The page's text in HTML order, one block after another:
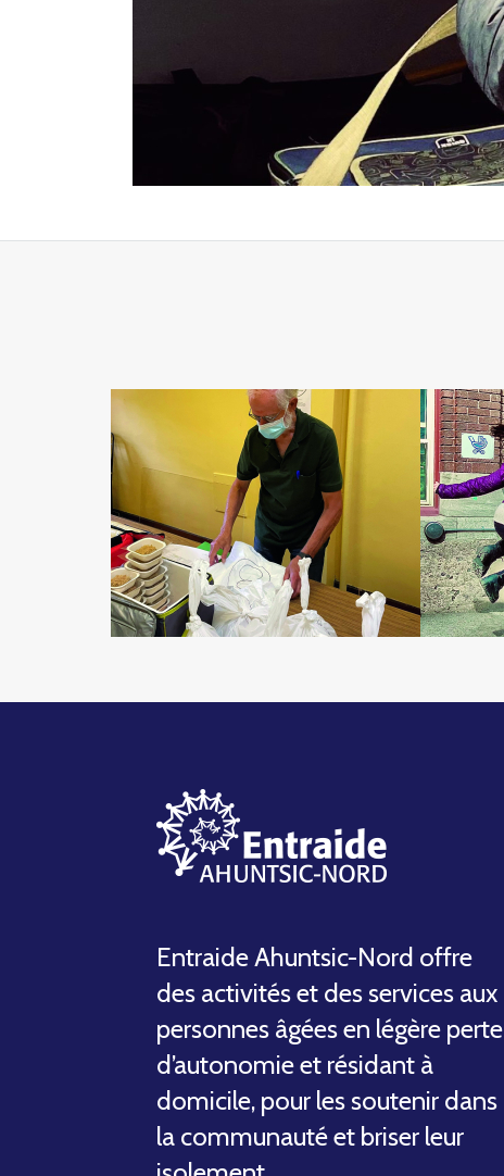
Entraide Ahuntsic-Nord offre
des activités et des services aux
personnes âgées en légère perte
d’autonomie et résidant à
domicile, pour les soutenir dans
la communauté et briser leur